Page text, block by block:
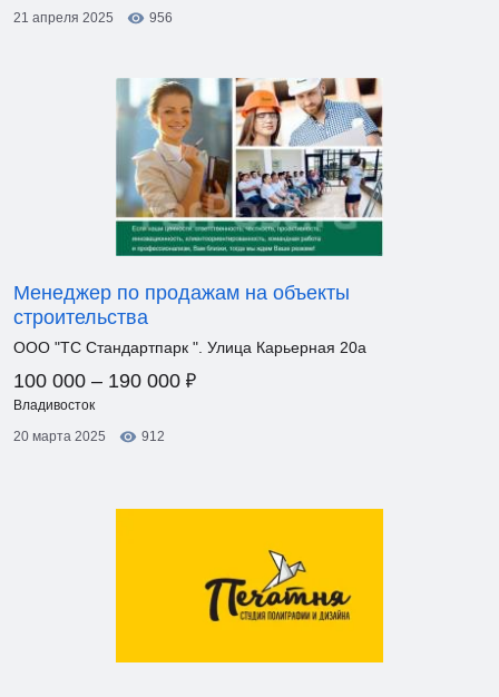
21 апреля 2025
956
Менеджер по продажам на объекты
строительства
ООО "ТС Стандартпарк ". Улица Карьерная 20а
100 000 – 190 000 ₽
Владивосток
20 марта 2025
912